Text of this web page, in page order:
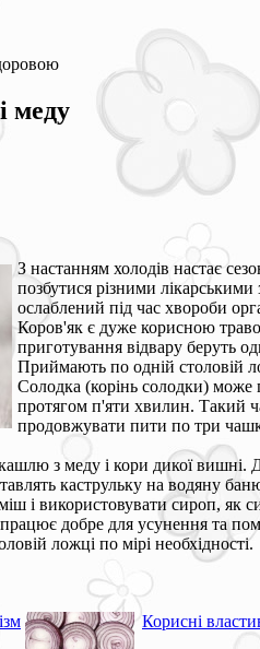
меду
З настанням холодів настає
позбутися різними
ослаблений під час хвороби
Коров'як є дуже корисною
приготування відвару беруть
Приймають по одній столовій
Солодка (корінь солодки)
протягом п'яти хвилин. Такий
продовжувати пити по три
з меду і кори дикої
каструльку на водяну
і використовувати сироп, як
добре для усунення та
ложці по мірі необхідності.
Корисні